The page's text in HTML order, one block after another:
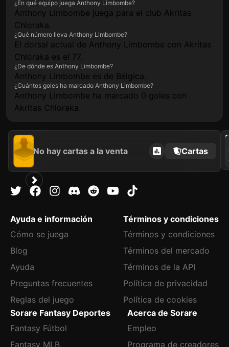
¿En qué equipo juega Anthony Limbombe?
Anthony Limbombe juega para el club Akritas
Chloraka.
¿Qué número lleva Anthony Limbombe?
El dorsal actual de Anthony Limbombe con Akritas
Chloraka es el 77.
¿De dónde es Anthony Limbombe?
Anthony Limbombe es de Bélgica.
¿Cuántos goles ha marcado Anthony Limbombe?
Anthony Limbombe ha marcado 0 goles con
Akritas Chloraka.
No hay cartas a la venta Cartas
2020
Ayuda e información
Cómo se juega
Blog
Ayuda
Preguntas frecuentes
Reglas del juego
Términos y condiciones
Términos y condiciones
Términos del mercado
Términos de la API
Política de privacidad
Política de cookies
Sorare Fantasy Deportes
Fantasy Fútbol
Fantasy MLB
Acerca de Sorare
Empleo
Programa de creadores